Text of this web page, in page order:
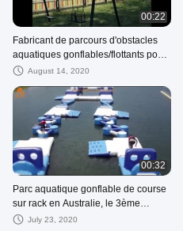
00:22
Fabricant de parcours d'obstacles
aquatiques gonflables/flottants pour
parc aquatique extérieur
August 14, 2020
00:32
Parc aquatique gonflable de course
sur rack en Australie, le 3ème
Bouncia
July 23, 2020